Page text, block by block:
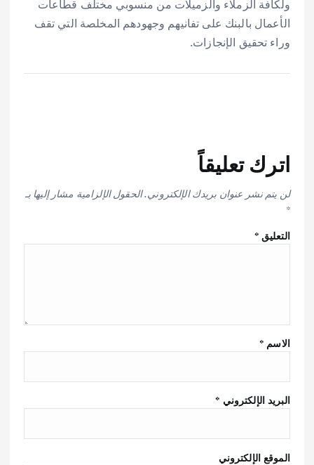
ولكافة الزملاء والزميلات من منسوبي مختلف قطاعات
الأعمال بالبنك على تفانيهم وجهودهم المخلصة التي تقف
وراء تحقيق الإنجازات.
اترك تعليقاً
لن يتم نشر عنوان بريدك الإلكتروني.الحقول الإلزامية مشار إليها بـ
*
التعليق*
الاسم *
البريد الإلكتروني *
الموقع الإلكتروني